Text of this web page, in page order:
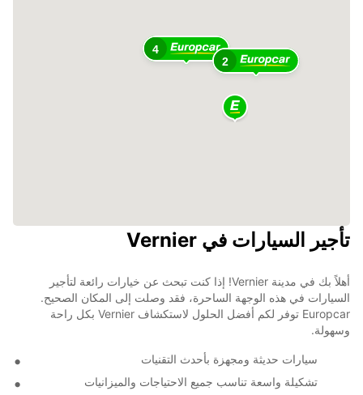
4
2
تأجير السيارات في Vernier
أهلاً بك في مدينة Vernier! إذا كنت تبحث عن خيارات رائعة لتأجير
السيارات في هذه الوجهة الساحرة، فقد وصلت إلى المكان الصحيح.
Europcar توفر لكم أفضل الحلول لاستكشاف Vernier بكل راحة
وسهولة.
سيارات حديثة ومجهزة بأحدث التقنيات
تشكيلة واسعة تناسب جميع الاحتياجات والميزانيات